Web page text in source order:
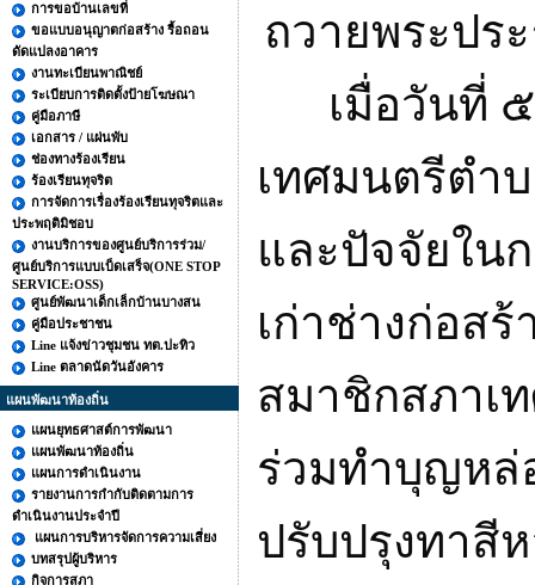
การขอบ้านเลขที่
ขอแบบอนุญาตก่อสร้าง รื้อถอน
ดัดแปลงอาคาร
งานทะเบียนพาณิชย์
ระเบียบการติดตั้งป้ายโฆษณา
คู่มือภาษี
เอกสาร / แผ่นพับ
ช่องทางร้องเรียน
ร้องเรียนทุจริต
การจัดการเรื่องร้องเรียนทุจริตและ
ประพฤติมิชอบ
งานบริการของศูนย์บริการร่วม/
ศูนย์บริการแบบเบ็ดเสร็จ(ONE STOP
SERVICE:OSS)
ศูนย์พัฒนาเด็กเล็กบ้านบางสน
คู่มือประชาชน
Line แจ้งข่าวชุมชน ทต.ปะทิว
Line ตลาดนัดวันอังคาร
แผนพัฒนาท้องถิ่น
แผนยุทธศาสต์การพัฒนา
แผนพัฒนาท้องถิ่น
แผนการดำเนินงาน
รายงานการกำกับติดตามการ
ดำเนินงานประจำปี
แผนการบริหารจัดการความเสี่ยง
บทสรุปผู้บริหาร
กิจการสภา
ถวายพระปร
เมื่อวันที่ ๕
เทศมนตรีตำ
และปัจจัยใน
เก่าช่างก่อส
สมาชิกสภาเ
ร่วมทำบุญหล่
ปรับปรุงทาสี